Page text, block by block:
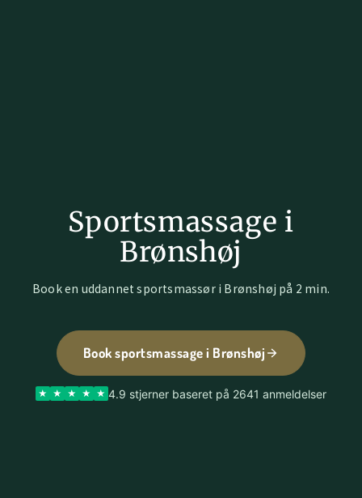
Sportsmassage i
Brønshøj
Book en uddannet sportsmassør i Brønshøj på 2 min.
Book sportsmassage i Brønshøj
4.9 stjerner baseret på 2641 anmeldelser